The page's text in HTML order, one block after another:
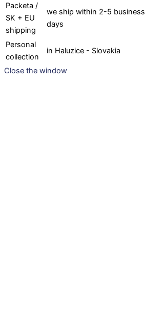
Packeta /
SK + EU
shipping
we ship within 2-5 business
days
Personal
collection
in Haluzice - Slovakia
Close the window